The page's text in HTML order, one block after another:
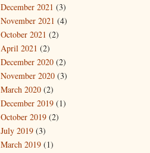
December 2021 (3)
November 2021 (4)
October 2021 (2)
April 2021 (2)
December 2020 (2)
November 2020 (3)
March 2020 (2)
December 2019 (1)
October 2019 (2)
July 2019 (3)
March 2019 (1)